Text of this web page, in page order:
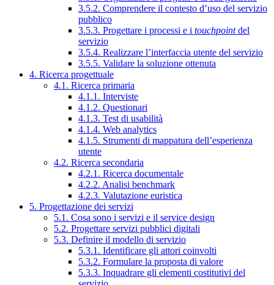
3.5.2. Comprendere il contesto d’uso del servizio
pubblico
3.5.3. Progettare i processi e i touchpointdel
servizio
3.5.4. Realizzare l’interfaccia utente del servizio
3.5.5. Validare la soluzione ottenuta
4. Ricerca progettuale
4.1. Ricerca primaria
4.1.1. Interviste
4.1.2. Questionari
4.1.3. Test di usabilità
4.1.4. Web analytics
4.1.5. Strumenti di mappatura dell’esperienza
utente
4.2. Ricerca secondaria
4.2.1. Ricerca documentale
4.2.2. Analisi benchmark
4.2.3. Valutazione euristica
5. Progettazione dei servizi
5.1. Cosa sono i servizi e il service design
5.2. Progettare servizi pubblici digitali
5.3. Definire il modello di servizio
5.3.1. Identificare gli attori coinvolti
5.3.2. Formulare la proposta di valore
5.3.3. Inquadrare gli elementi costitutivi del